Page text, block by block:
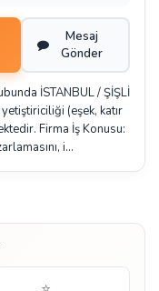
Mesaj
Gönder
İSTANBUL / ŞİŞLİ
(eşek, katır
Firma İş Konusu:
i…